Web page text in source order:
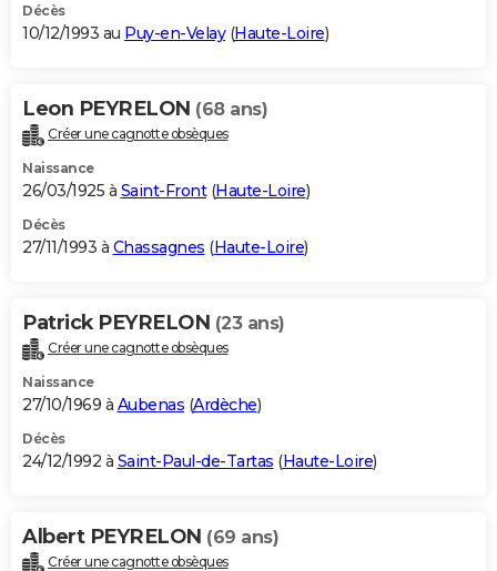
Décès
10/12/1993 au Puy-en-Velay(Haute-Loire)
Leon PEYRELON (68 ans)
Créer une cagnotte obsèques
Naissance
26/03/1925 à Saint-Front(Haute-Loire)
Décès
27/11/1993 à Chassagnes (Haute-Loire)
Patrick PEYRELON (23 ans)
Créer une cagnotte obsèques
Naissance
27/10/1969 à Aubenas (Ardèche)
Décès
24/12/1992 à Saint-Paul-de-Tartas (Haute-Loire)
Albert PEYRELON (69 ans)
Créer une cagnotte obsèques